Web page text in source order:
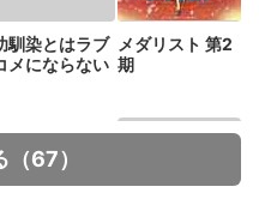
馴染とはラブ
メにならない
メダリスト 第2
期
67）